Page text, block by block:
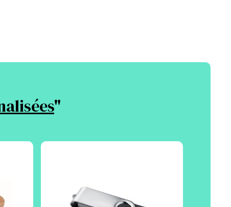
"